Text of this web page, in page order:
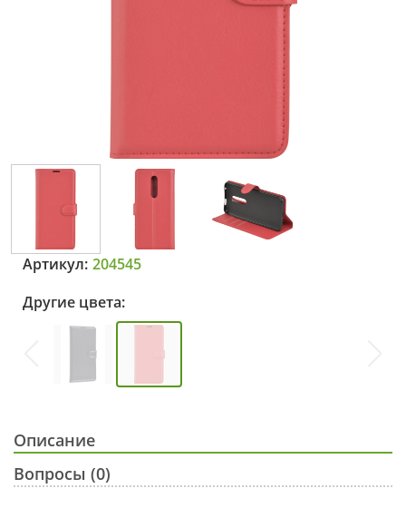
Артикул: 204545
Другие цвета:
Описание
Вопросы (0)